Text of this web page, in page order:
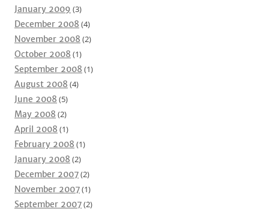
January 2009 (3)
December 2008 (4)
November 2008 (2)
October 2008 (1)
September 2008 (1)
August 2008 (4)
June 2008 (5)
May 2008 (2)
April 2008 (1)
February 2008 (1)
January 2008 (2)
December 2007(2)
November 2007(1)
September 2007(2)